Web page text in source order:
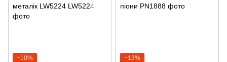
−10%
−13%